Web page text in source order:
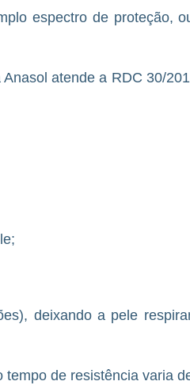
espectro de proteção,
atende a RDC 30/
deixando a pele
de resistência varia